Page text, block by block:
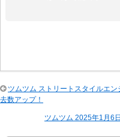
ツムツム ストリートスタイルエ
去数アップ！
ツムツム 2025年1月6